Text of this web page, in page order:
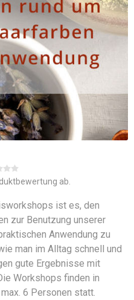
ab.
ist es, den
zur Benutzung unserer
Anwendung zu
man im Alltag schnell und
gute Ergebnisse mit
Workshops finden in
6 Personen statt.